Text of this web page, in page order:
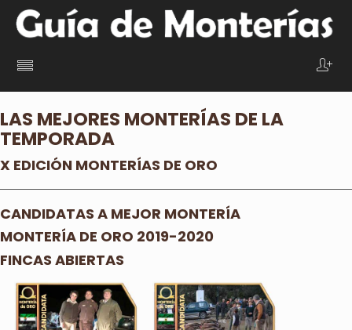
LAS MEJORES MONTERÍAS DE LA
TEMPORADA
X EDICIÓN MONTERÍAS DE ORO
CANDIDATAS A MEJOR MONTERÍA
MONTERÍA DE ORO 2019-2020
FINCAS ABIERTAS